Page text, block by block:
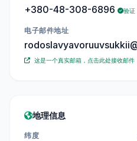
+380-48-308-6896 验证
电子邮件地址
这是一个真实邮箱，点击此处接收邮件
地理信息
纬度